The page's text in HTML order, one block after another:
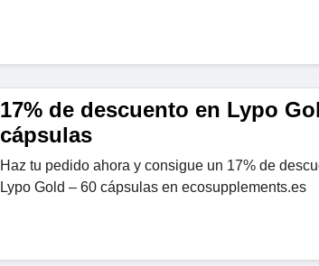
17% de descuento en Lypo
cápsulas
Haz tu pedido ahora y consigue un 17% de
Lypo Gold – 60 cápsulas en ecosupplements.es